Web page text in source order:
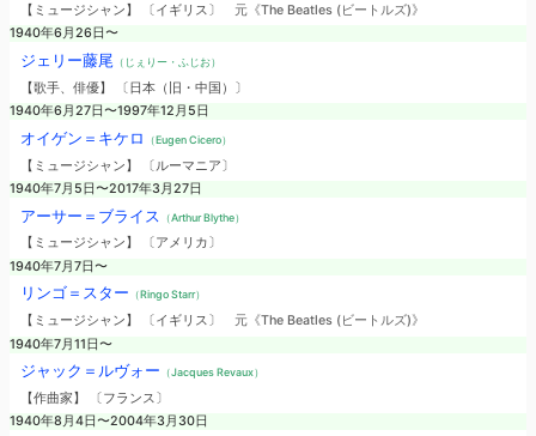
【ミュージシャン】 〔イギリス〕 元《The Beatles (ビートルズ)》
1940年6月26日〜
ジェリー藤尾 （じぇりー・ふじお）
【歌手、俳優】 〔日本（旧・中国）〕
1940年6月27日〜1997年12月5日
オイゲン＝キケロ （Eugen Cicero）
【ミュージシャン】 〔ルーマニア〕
1940年7月5日〜2017年3月27日
アーサー＝ブライス （Arthur Blythe）
【ミュージシャン】 〔アメリカ〕
1940年7月7日〜
リンゴ＝スター （Ringo Starr）
【ミュージシャン】 〔イギリス〕 元《The Beatles (ビートルズ)》
1940年7月11日〜
ジャック＝ルヴォー （Jacques Revaux）
【作曲家】 〔フランス〕
1940年8月4日〜2004年3月30日